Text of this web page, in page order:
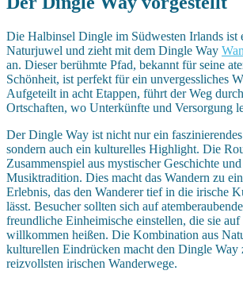
Die Halbinsel Dingle im Südwesten Irlands ist
Naturjuwel und zieht mit dem Dingle Way
an. Dieser berühmte Pfad, bekannt für seine
Schönheit, ist perfekt für ein unvergessliches
Aufgeteilt in acht Etappen, führt der Weg
Ortschaften, wo Unterkünfte und Versorgung
Der Dingle Way ist nicht nur ein
sondern auch ein kulturelles Highlight. Die
Zusammenspiel aus mystischer Geschichte
Musiktradition. Dies macht das Wandern zu
Erlebnis, das den Wanderer tief in die irische
lässt. Besucher sollten sich auf
freundliche Einheimische einstellen, die sie auf
willkommen heißen. Die Kombination aus
kulturellen Eindrücken macht den Dingle Way
reizvollsten irischen Wanderwege.